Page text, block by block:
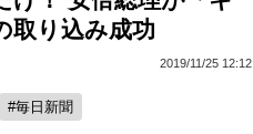
取り込み成功
2019/11/25 12:12
毎日新聞